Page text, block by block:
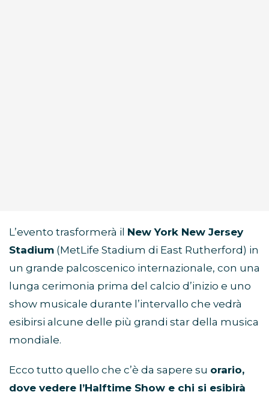
L’evento trasformerà il New York New Jersey
Stadium (MetLife Stadium di East Rutherford) in
un grande palcoscenico internazionale, con una
lunga cerimonia prima del calcio d’inizio e uno
show musicale durante l’intervallo che vedrà
esibirsi alcune delle più grandi star della musica
mondiale.
Ecco tutto quello che c’è da sapere su orario,
dove vedere l’Halftime Show e chi si esibirà